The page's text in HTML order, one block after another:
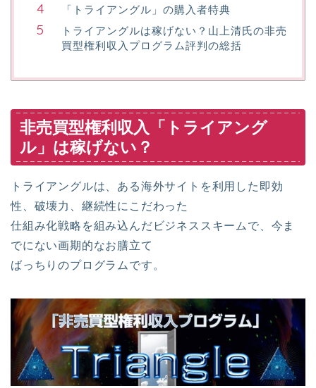
「トライアングル」の購入者特典
トライアングルは稼げない？山上清氏の非売
買型権利収入プログラム評判の総括
非売買型権利収入「トライアング
ル」は稼げない？
トライアングルは、ある海外サイトを利用した即効
性、破壊力、継続性にこだわった
仕組み化戦略を組み込んだビジネススキームで、今ま
でにない画期的なお膳立て
ばっちりのプログラムです。